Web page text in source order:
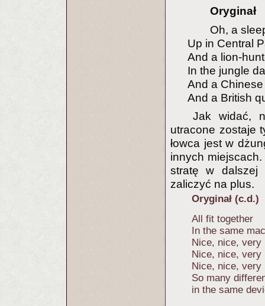
Oryginał
Oh, a
Up in Central
And a lion-
In the jungle
And a
And a British
Jak widać,
utracone zostaje
łowca jest w
innych
stratę w dalszej
zaliczyć na plus.
Oryginał (c.d.)
All fit together
In the same
Nice, nice, very
Nice, nice, very
Nice, nice, very
So many
in the same